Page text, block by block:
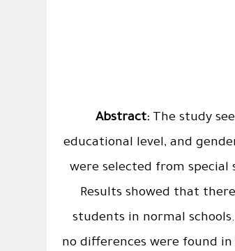
Abstract:The study
educational level, and
were selected from special
Results showed that
students in normal
no differences were found